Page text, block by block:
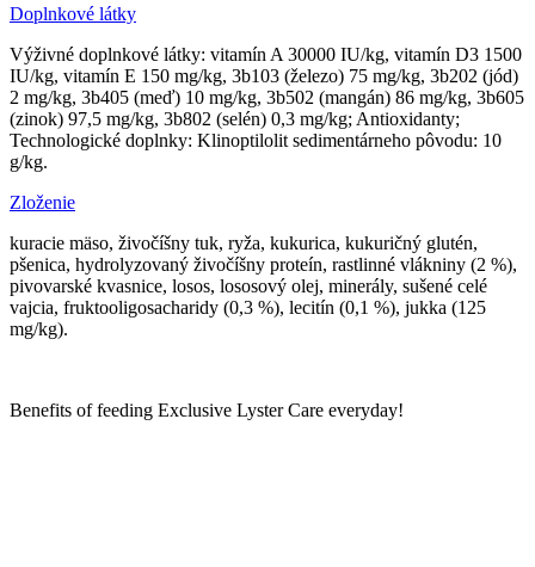
Doplnkové látky
Výživné doplnkové látky: vitamín A 30000 IU/kg, vitamín D3 1500
IU/kg, vitamín E 150 mg/kg, 3b103 (železo) 75 mg/kg, 3b202 (jód)
2 mg/kg, 3b405 (meď) 10 mg/kg, 3b502 (mangán) 86 mg/kg, 3b605
(zinok) 97,5 mg/kg, 3b802 (selén) 0,3 mg/kg; Antioxidanty;
Technologické doplnky: Klinoptilolit sedimentárneho pôvodu: 10
g/kg.
Zloženie
kuracie mäso, živočíšny tuk, ryža, kukurica, kukuričný glutén,
pšenica, hydrolyzovaný živočíšny proteín, rastlinné vlákniny (2 %),
pivovarské kvasnice, losos, lososový olej, minerály, sušené celé
vajcia, fruktooligosacharidy (0,3 %), lecitín (0,1 %), jukka (125
mg/kg).
Benefits of feeding Exclusive Lyster Care everyday!